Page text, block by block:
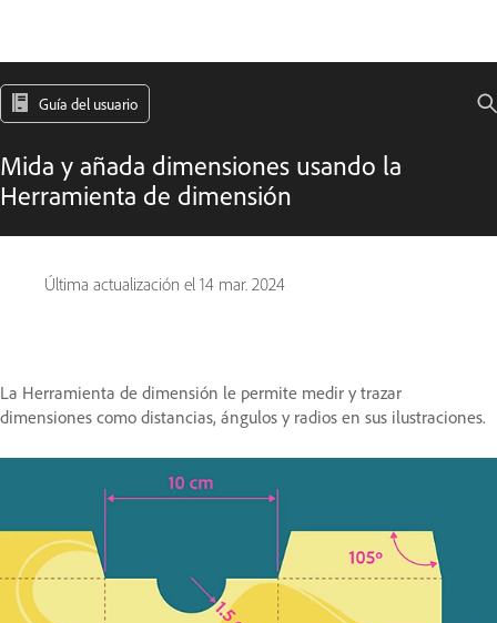
Guía del usuario
Mida y añada dimensiones usando la
Herramienta de dimensión
Última actualización el 14 mar. 2024
La Herramienta de dimensión le permite medir y trazar
dimensiones como distancias, ángulos y radios en sus ilustraciones.